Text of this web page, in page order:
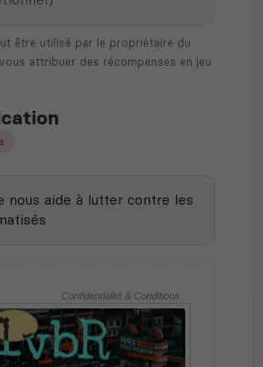
être utilisé par le propriétaire du
attribuer des récompenses en jeu
nous aide à lutter contre les